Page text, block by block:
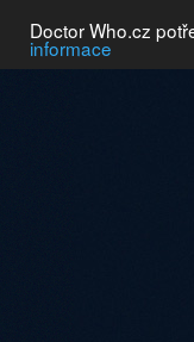
Doctor Who.cz
informace